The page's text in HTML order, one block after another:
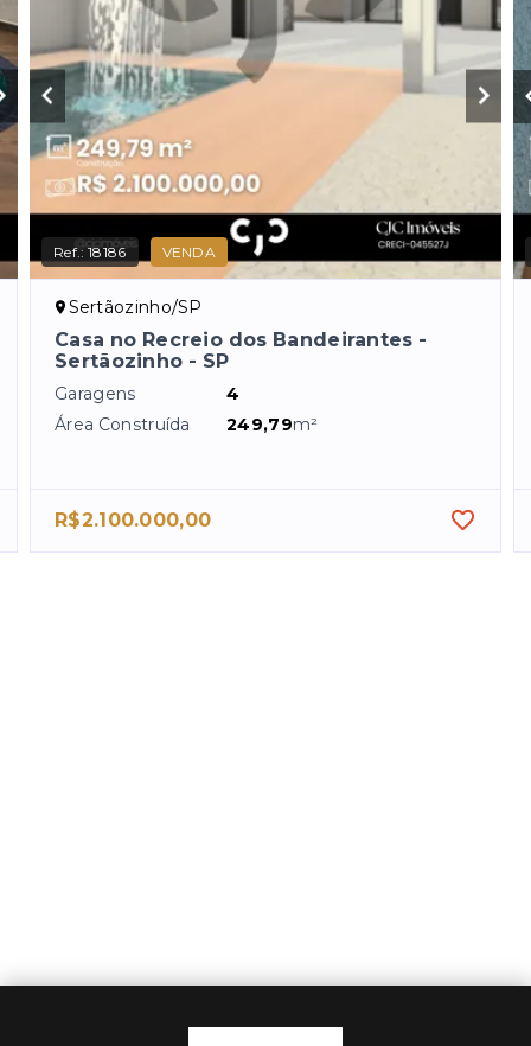
Ref.:18186 VENDA
Sertãozinho/SP
Casa no Recreio dos Bandeirantes -
Sertãozinho - SP
Garagens
4
Área Construída
249,79m²
R$2.100.000,00